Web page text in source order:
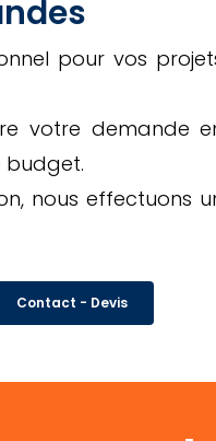
pour vos
votre demande
budget.
nous effectuons
Contact - Devis